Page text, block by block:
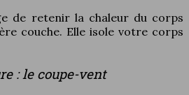
de retenir la chaleur du corps
couche. Elle isole votre corps
: le coupe-vent